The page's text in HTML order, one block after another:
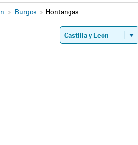
» Burgos » Hontangas